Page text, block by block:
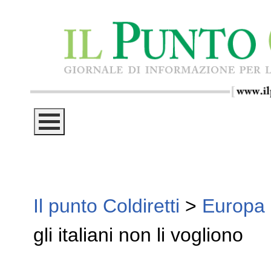
Il punto Coldiretti > Europa
gli italiani non li vogliono